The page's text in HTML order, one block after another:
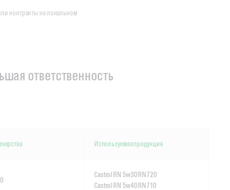
контракты на локальном
ответственность
Используемая продукция
Castrol RN 5w30 RN720
Castrol RN 5w40 RN710